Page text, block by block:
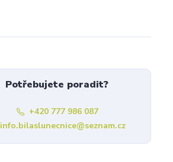
Potřebujete poradit?
+420 777 986 087
info.bilaslunecnice@seznam.cz